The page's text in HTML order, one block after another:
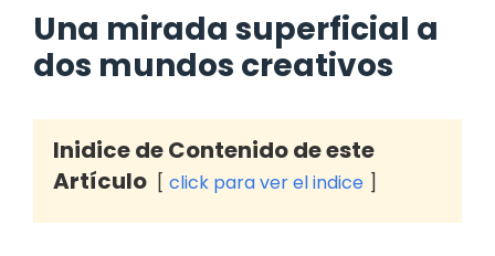
Una mirada superficial a
dos mundos creativos
Inidice de Contenido de este
Artículo
click para ver el indice